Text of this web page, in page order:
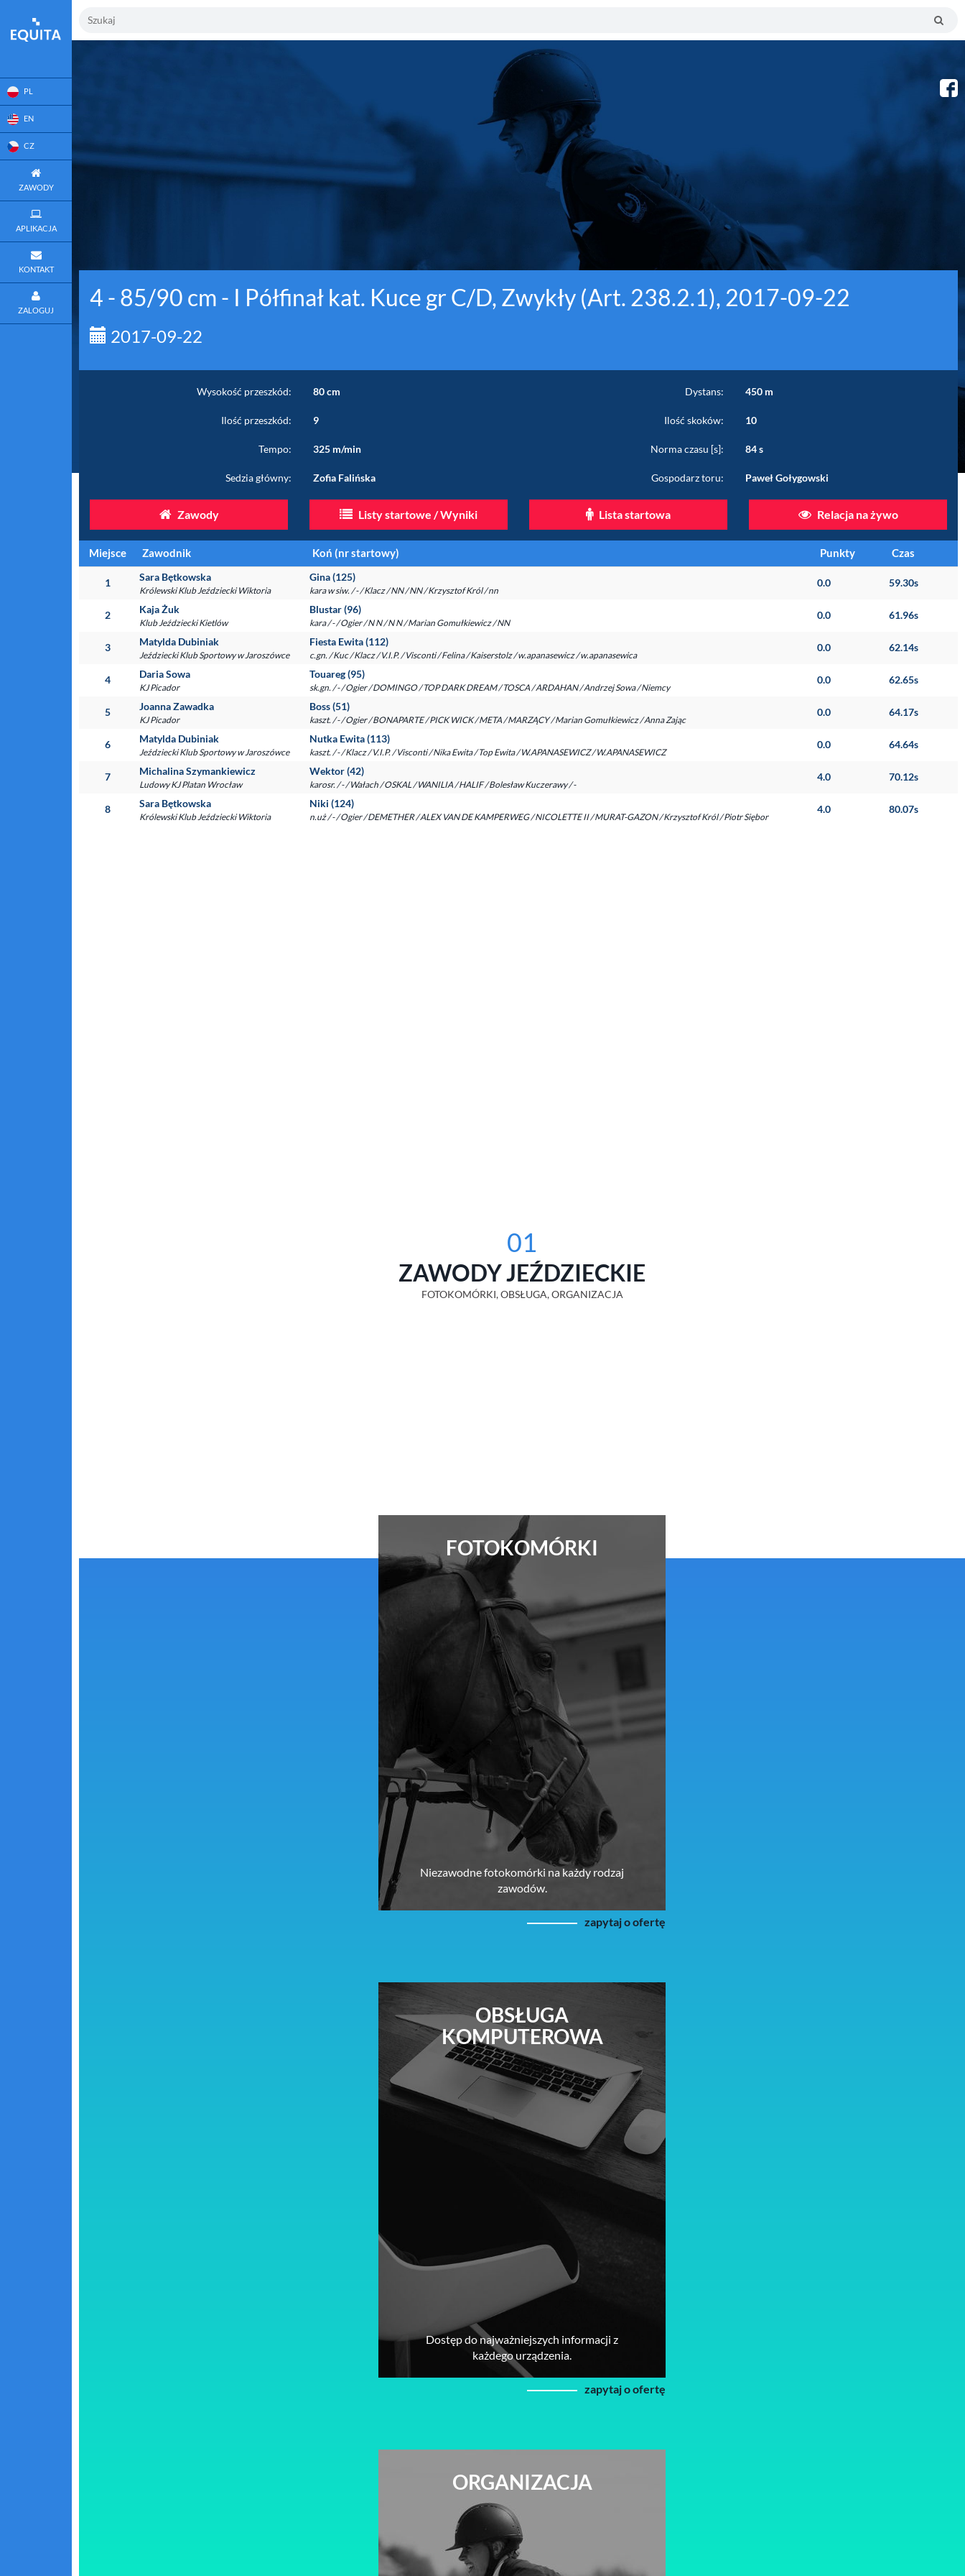
PL
EN
CZ
ZAWODY
APLIKACJA
KONTAKT
ZALOGUJ 4 - 85/90 cm - I Półfinał kat. Kuce gr C/D, Zwykły (Art. 238.2.1), 2017-09-22
2017-09-22
Wysokość przeszkód: 80 cm Dystans: 450 m
Ilość przeszkód: 9 Ilość skoków: 10
Tempo: 325 m/min Norma czasu [s]: 84 s
Sedzia główny: Zofia Falińska Gospodarz toru: Paweł Gołygowski
Zawody Listy startowe / Wyniki Lista startowa Relacja na żywo
Miejsce Zawodnik Koń (nr startowy) Punkty Czas
1 Sara Bętkowska
Królewski Klub Jeździecki Wiktoria
Gina (125)
kara w siw. / - / Klacz / NN / NN / Krzysztof Król / nn
0.0 59.30s
2 Kaja Żuk
Klub Jeździecki Kietlów
Blustar (96)
kara / - / Ogier / N N / N N / Marian Gomułkiewicz / NN
0.0 61.96s
3 Matylda Dubiniak
Jeździecki Klub Sportowy w Jaroszówce
Fiesta Ewita (112)
c.gn. / Kuc / Klacz / V.I.P. / Visconti / Felina / Kaiserstolz / w.apanasewicz / w.apanasewica
0.0 62.14s
4 Daria Sowa
KJ Picador
Touareg (95)
sk.gn. / - / Ogier / DOMINGO / TOP DARK DREAM / TOSCA / ARDAHAN / Andrzej Sowa / Niemcy
0.0 62.65s
5 Joanna Zawadka
KJ Picador
Boss (51)
kaszt. / - / Ogier / BONAPARTE / PICK WICK / META / MARZĄCY / Marian Gomułkiewicz / Anna Zając
0.0 64.17s
6 Matylda Dubiniak
Jeździecki Klub Sportowy w Jaroszówce
Nutka Ewita (113)
kaszt. / - / Klacz / V.I.P. / Visconti / Nika Ewita / Top Ewita / W.APANASEWICZ / W.APANASEWICZ
0.0 64.64s
7 Michalina Szymankiewicz
Ludowy KJ Platan Wrocław
Wektor (42)
karosr. / - / Wałach / OSKAL / WANILIA / HALIF / Bolesław Kuczerawy / -
4.0 70.12s
8 Sara Bętkowska
Królewski Klub Jeździecki Wiktoria
Niki (124)
n.uż / - / Ogier / DEMETHER / ALEX VAN DE KAMPERWEG / NICOLETTE II / MURAT-GAZON / Krzysztof Król / Piotr Siębor
4.0 80.07s
01
ZAWODY JEŹDZIECKIE
FOTOKOMÓRKI, OBSŁUGA, ORGANIZACJA
FOTOKOMÓRKI
Niezawodne fotokomórki na każdy rodzaj
zawodów.
zapytaj o ofertę
OBSŁUGA
KOMPUTEROWA
Dostęp do najważniejszych informacji z
każdego urządzenia.
zapytaj o ofertę
ORGANIZACJA